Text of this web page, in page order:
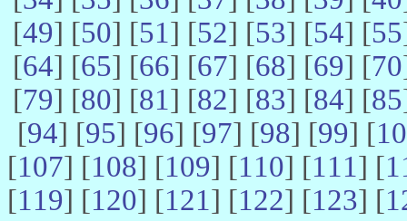
[49] [50] [51] [52] [53] [54] [55
[64] [65] [66] [67] [68] [69] [70
[79] [80] [81] [82] [83] [84] [85
[94] [95] [96] [97] [98] [99] [
[107] [108] [109] [110] [111] [
[119] [120] [121] [122] [123] [